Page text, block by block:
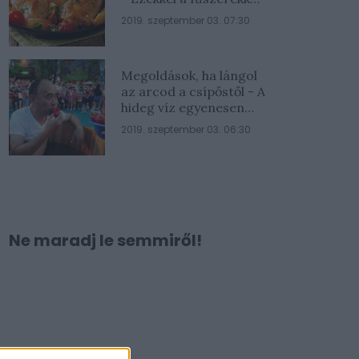
lesz a legfinomabb
2019. szeptember 03. 07:30
Megoldások, ha lángol
az arcod a csípőstől - A
hideg víz egyenesen
rossz ötlet
2019. szeptember 03. 06:30
Ne maradj le semmiről!